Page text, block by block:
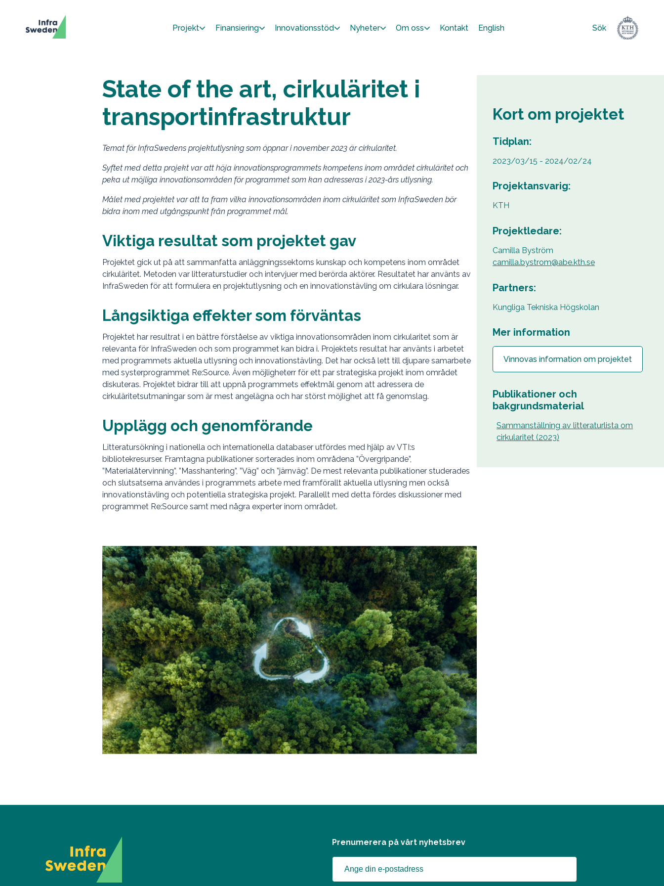
Projekt Finansiering Innovationsstöd Nyheter Om oss Kontakt English Sök
Sök
efter:
State of the art, cirkuläritet i
transportinfrastruktur
Temat för InfraSwedens projektutlysning som öppnar i november 2023 är cirkularitet.
Syftet med detta projekt var att höja innovationsprogrammets kompetens inom området cirkuläritet och
peka ut möjliga innovationsområden för programmet som kan adresseras i 2023-års utlysning.
Målet med projektet var att ta fram vilka innovationsområden inom cirkuläritet som InfraSweden bör
bidra inom med utgångspunkt från programmet mål.
Viktiga resultat som projektet gav
Projektet gick ut på att sammanfatta anläggningssektorns kunskap och kompetens inom området
cirkuläritet. Metoden var litteraturstudier och intervjuer med berörda aktörer. Resultatet har använts av
InfraSweden för att formulera en projektutlysning och en innovationstävling om cirkulara lösningar.
Långsiktiga effekter som förväntas
Projektet har resultrat i en bättre förståelse av viktiga innovationsområden inom cirkularitet som är
relevanta för InfraSweden och som programmet kan bidra i. Projektets resultat har använts i arbetet
med programmets aktuella utlysning och innovationstävling. Det har också lett till djupare samarbete
med systerprogrammet Re:Source. Även möjligheterr för ett par strategiska projekt inom området
diskuteras. Projektet bidrar till att uppnå programmets effektmål genom att adressera de
cirkuläritetsutmaningar som är mest angelägna och har störst möjlighet att få genomslag.
Upplägg och genomförande
Litteratursökning i nationella och internationella databaser utfördes med hjälp av VTI:s
bibliotekresurser. Framtagna publikationer sorterades inom områdena ”Övergripande”,
”Materialåtervinning”, ”Masshantering”, ”Väg” och ”järnväg”. De mest relevanta publikationer studerades
och slutsatserna användes i programmets arbete med framförallt aktuella utlysning men också
innovationstävling och potentiella strategiska projekt. Parallellt med detta fördes diskussioner med
programmet Re:Source samt med några experter inom området.
Kort om projektet
Tidplan:
2023/03/15 - 2024/02/24
Projektansvarig:
KTH
Projektledare:
Camilla Byström
camilla.bystrom@abe.kth.se
Partners:
Kungliga Tekniska Högskolan
Mer information
Vinnovas information om projektet
Publikationer och
bakgrundsmaterial
Sammanställning av litteraturlista om
cirkularitet (2023)
Prenumerera på vårt nyhetsbrev